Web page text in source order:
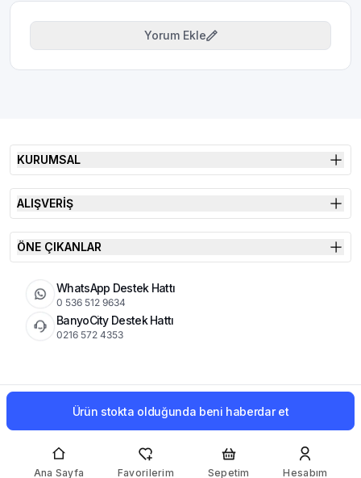
Ana Sayfa Favorilerim Sepetim Hesabım
Ürün stokta olduğunda beni haberdar et
Yorum Ekle
KURUMSAL
ALIŞVERİŞ
ÖNE ÇIKANLAR
WhatsApp Destek Hattı
0 536 512 9634
BanyoCity Destek Hattı
0216 572 4353
© 2026 Şimşek Banyo & Seramik | Tüm Hakları Saklıdır